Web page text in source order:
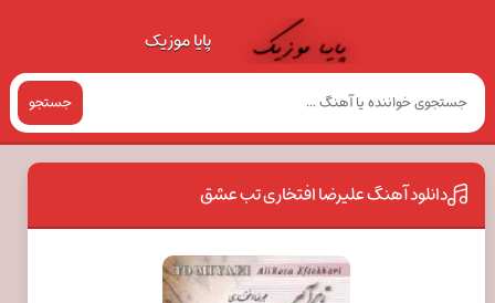
پایا موزیک
جستجو
دانلود آهنگ علیرضا افتخاری تب عشق